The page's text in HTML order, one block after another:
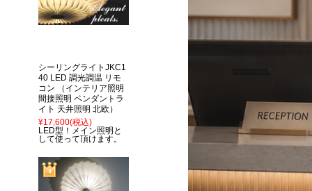
シーリングライトJKC1
40 LED 調光調温 リモ
コン （インテリア照明
間接照明 ペンダントラ
イト 天井照明 北欧）
¥17,600(税込)
LED型！メイン照明と
して使って頂けます。